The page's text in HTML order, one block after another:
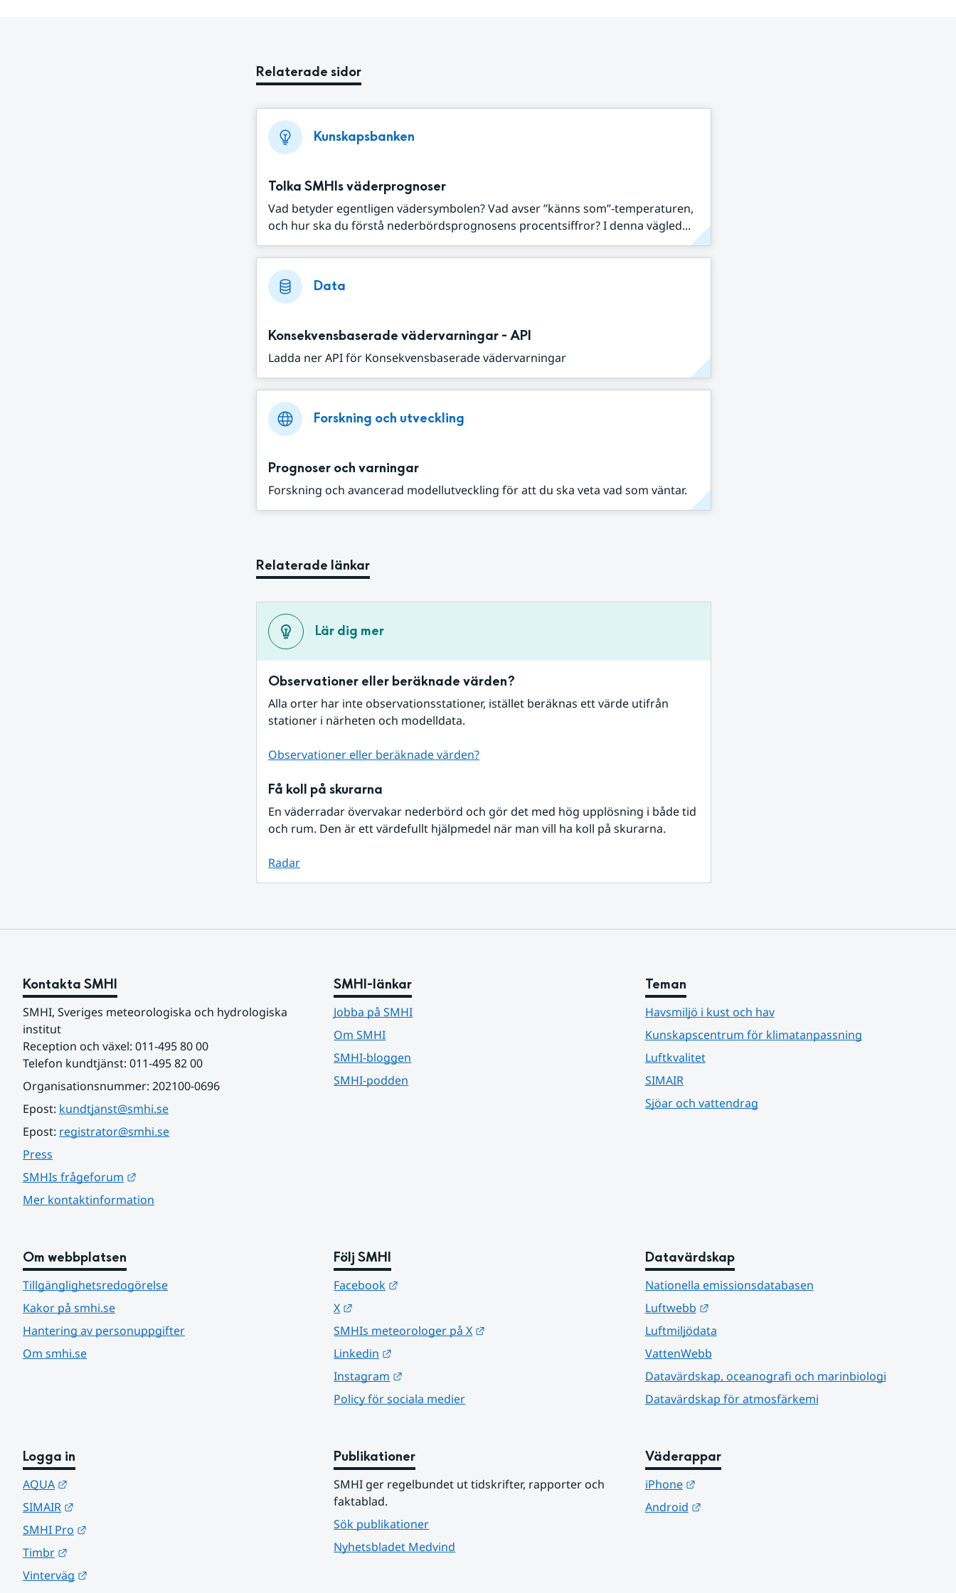
Relaterade sidor
Kunskapsbanken
Tolka SMHIs väderprognoser
Vad betyder egentligen vädersymbolen? Vad avser ”känns som”-temperaturen,
och hur ska du förstå nederbördsprognosens procentsiffror? I denna vägled...
Data
Konsekvensbaserade vädervarningar - API
Ladda ner API för Konsekvensbaserade vädervarningar
Forskning och utveckling
Prognoser och varningar
Forskning och avancerad modellutveckling för att du ska veta vad som väntar.
Relaterade länkar
Lär dig mer
Observationer eller beräknade värden?
Alla orter har inte observationsstationer, istället beräknas ett värde utifrån
stationer i närheten och modelldata.
Observationer eller beräknade värden?
Få koll på skurarna
En väderradar övervakar nederbörd och gör det med hög upplösning i både tid
och rum. Den är ett värdefullt hjälpmedel när man vill ha koll på skurarna.
Radar
Kontakta SMHI
SMHI, Sveriges meteorologiska och hydrologiska
institut
Reception och växel: 011-495 80 00
Telefon kundtjänst: 011-495 82 00
Organisationsnummer: 202100-0696
Epost: kundtjanst@smhi.se
Epost: registrator@smhi.se
Press
SMHIs frågeforum
Mer kontaktinformation
SMHI-länkar
Jobba på SMHI
Om SMHI
SMHI-bloggen
SMHI-podden
Teman
Havsmiljö i kust och hav
Kunskapscentrum för klimatanpassning
Luftkvalitet
SIMAIR
Sjöar och vattendrag
Om webbplatsen
Tillgänglighetsredogörelse
Kakor på smhi.se
Hantering av personuppgifter
Om smhi.se
Följ SMHI
Facebook
X
SMHIs meteorologer på X
Linkedin
Instagram
Policy för sociala medier
Datavärdskap
Nationella emissionsdatabasen
Luftwebb
Länk till annan webbplats.
Luftmiljödata
VattenWebb
Datavärdskap, oceanografi och marinbiologi
Datavärdskap för atmosfärkemi
Logga in
AQUA
SIMAIR
SMHI Pro
Timbr
Vinterväg
Publikationer
SMHI ger regelbundet ut tidskrifter, rapporter och
faktablad.
Sök publikationer
Nyhetsbladet Medvind
Väderappar
iPhone
Länk till annan webbplats.
Android
Länk till annan webbplats.